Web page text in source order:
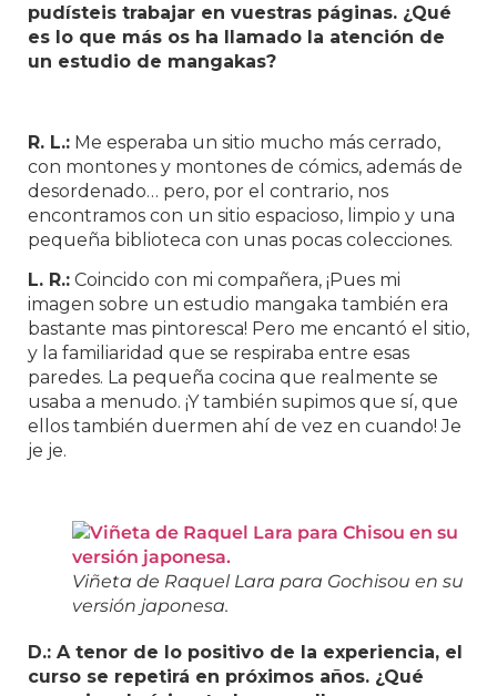
pudísteis trabajar en vuestras páginas. ¿Qué
es lo que más os ha llamado la atención de
un estudio de mangakas?
R. L.: Me esperaba un sitio mucho más cerrado,
con montones y montones de cómics, además de
desordenado… pero, por el contrario, nos
encontramos con un sitio espacioso, limpio y una
pequeña biblioteca con unas pocas colecciones.
L. R.: Coincido con mi compañera, ¡Pues mi
imagen sobre un estudio mangaka también era
bastante mas pintoresca! Pero me encantó el sitio,
y la familiaridad que se respiraba entre esas
paredes. La pequeña cocina que realmente se
usaba a menudo. ¡Y también supimos que sí, que
ellos también duermen ahí de vez en cuando! Je
je je.
Viñeta de Raquel Lara para Gochisou en su
versión japonesa.
D.: A tenor de lo positivo de la experiencia, el
curso se repetirá en próximos años. ¿Qué